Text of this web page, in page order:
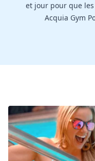
et jour pour que
Acquia Gym